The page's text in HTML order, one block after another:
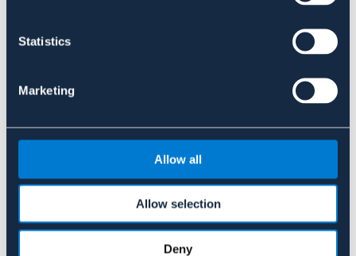
Statistics
Marketing
Allow all
Allow selection
Deny
Liknande produkter